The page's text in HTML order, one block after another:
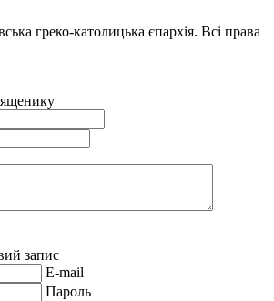
греко-католицька єпархія. Всі права
запис
E-mail
Пароль